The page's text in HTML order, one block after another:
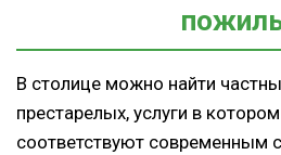
В столице можно найти
престарелых, услуги в
соответствуют современным